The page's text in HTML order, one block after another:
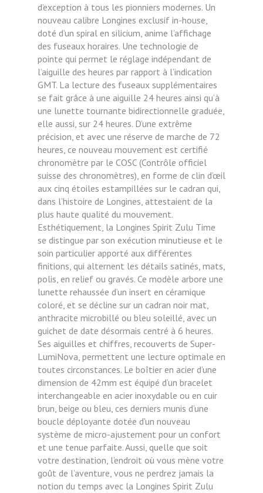
d’exception à tous les pionniers modernes. Un
nouveau calibre Longines exclusif in-house,
doté d’un spiral en silicium, anime l’affichage
des fuseaux horaires. Une technologie de
pointe qui permet le réglage indépendant de
l’aiguille des heures par rapport à l’indication
GMT. La lecture des fuseaux supplémentaires
se fait grâce à une aiguille 24 heures ainsi qu’à
une lunette tournante bidirectionnelle graduée,
elle aussi, sur 24 heures. D’une extrême
précision, et avec une réserve de marche de 72
heures, ce nouveau mouvement est certifié
chronomètre par le COSC (Contrôle officiel
suisse des chronomètres), en forme de clin d’œil
aux cinq étoiles estampillées sur le cadran qui,
dans l’histoire de Longines, attestaient de la
plus haute qualité du mouvement.
Esthétiquement, la Longines Spirit Zulu Time
se distingue par son exécution minutieuse et le
soin particulier apporté aux différentes
finitions, qui alternent les détails satinés, mats,
polis, en relief ou gravés. Ce modèle arbore une
lunette rehaussée d’un insert en céramique
coloré, et se décline sur un cadran noir mat,
anthracite microbillé ou bleu soleillé, avec un
guichet de date désormais centré à 6 heures.
Ses aiguilles et chiffres, recouverts de Super-
LumiNova, permettent une lecture optimale en
toutes circonstances. Le boîtier en acier d’une
dimension de 42mm est équipé d’un bracelet
interchangeable en acier inoxydable ou en cuir
brun, beige ou bleu, ces derniers munis d’une
boucle déployante dotée d’un nouveau
système de micro-ajustement pour un confort
et une tenue parfaite. Aussi, quelle que soit
votre destination, l’endroit où vous mène votre
goût de l’aventure, vous ne perdrez jamais la
notion du temps avec la Longines Spirit Zulu